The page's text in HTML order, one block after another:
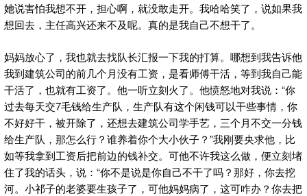
她说害怕我想不开，担心啊，就没敢走开。我哈哈笑了，说如果我
想回去，主任高兴还来不及呢。真的是我自己不想干了。
妈妈放心了，我也就去找队长汇报一下我的打算。哪想到我告诉他
我到建筑公司的前几个月没有工资，是看师傅干活，等到我自己能
干活了，也就有工资了。他一听立刻火了。他愤怒地对我说：“你
过去每天交7毛钱给生产队，生产队有这个闲钱可以干些事情，你
不好好干，被开除了，还想去建筑公司学手艺，三个月不交一分钱
给生产队，那怎么行？谁养着你个大小伙子？”我刚要央求他，比
如等我拿到工资后把前边的钱补交。可他不许我这么做，便立刻堵
住了我的话头，说：“你不是说是你自己不干了吗？那好，你去挖
河。小祁子的老婆要生孩子了，可他妈妈病了，这可咋办？你去把